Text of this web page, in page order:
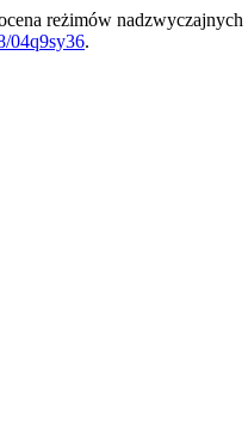
reżimów
04q9sy36.